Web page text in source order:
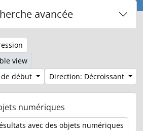
avancée
view
début
Direction: Décroissant
numériques
avec des objets numériques